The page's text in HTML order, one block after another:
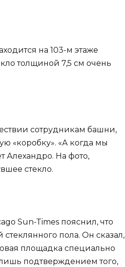
на 103-м этаже
толщиной 7,5 см очень
сотрудникам башни,
«коробку». «А когда мы
Алехандро. На фото,
стекло.
Sun-Times пояснил, что
пола. Он сказал,
площадка специально
подтверждением того,